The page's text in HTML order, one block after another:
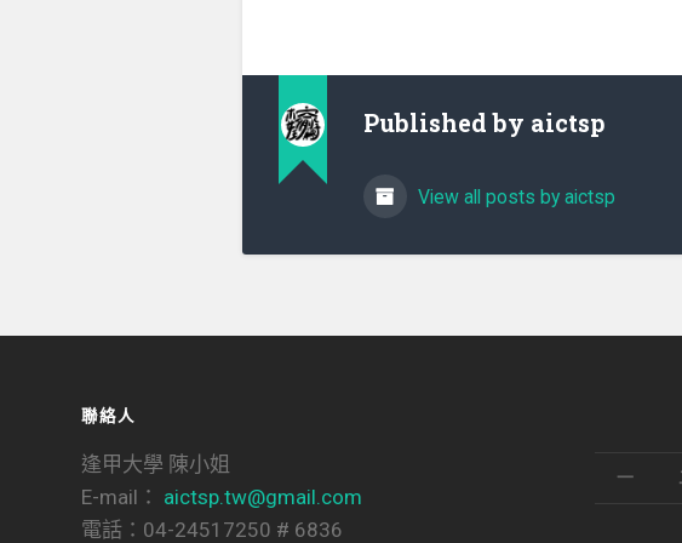
Published by aictsp
View all posts by aictsp
聯絡人
逢甲大學 陳小姐
E-mail： aictsp.tw@gmail.com
電話：04-24517250 # 6836
一